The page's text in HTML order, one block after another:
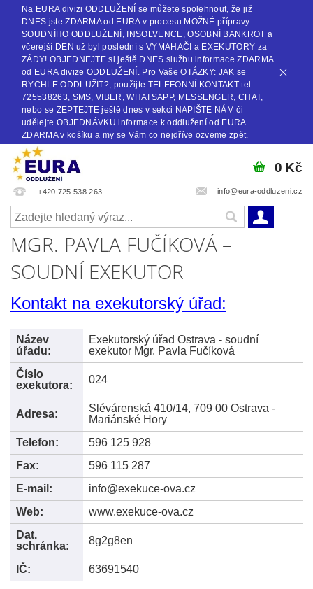
Na EURA divizi ODDLUŽENÍ se můžete spolehnout, že již
DNES jste ZDARMA od EURA v procesu MOŽNÉ přípravy
SOUDNÍHO ODDLUŽENÍ, INSOLVENCE, OSOBNÍ BANKROT a
včerejší DEN už byl poslední s VYMAHAČI a EXEKUTORY za
ZÁDY! OBJEDNEJTE si ještě DNES službu informace ZDARMA
od EURA divize ODDLUŽENÍ. Pro Vaše OTÁZKY: JAK se
RYCHLE ODDLUŽIT?, použijte TELEFONNÍ KONTAKT tel:
725538263, SMS, VIBER, WHATSAPP, MESSENGER, CHAT,
nebo se ZEPTEJTE ještě dnes v sekci NAPIŠTE NÁM či
udělejte OBJEDNÁVKU informace k oddlužení od EURA
ZDARMA v košíku a my se Vám co nejdříve ozveme zpět.
+420 725 538 263 info@eura-oddluzeni.cz
0 Kč
MGR. PAVLA FUČÍKOVÁ –
SOUDNÍ EXEKUTOR
Kontakt na exekutorský úřad:
Název
úřadu:
Exekutorský úřad Ostrava - soudní
exekutor Mgr. Pavla Fučíková
Číslo
exekutora:
024
Adresa:
Slévárenská 410/14, 709 00 Ostrava -
Mariánské Hory
Telefon:
596 125 928
Fax:
596 115 287
E-mail:
info@exekuce-ova.cz
Web:
www.exekuce-ova.cz
Dat.
schránka:
8g2g8en
IČ: 63691540